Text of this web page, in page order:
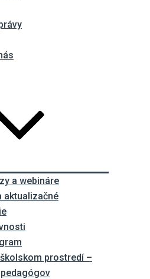
a webináre
aktualizačné
prostredí –